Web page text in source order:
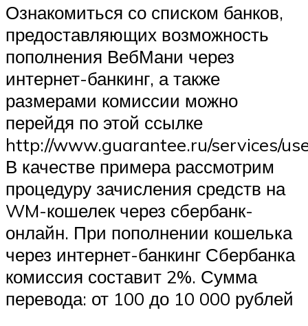
Ознакомиться со списком банков,
предоставляющих возможность
пополнения ВебМани через
интернет-банкинг, а также
размерами комиссии можно
перейдя по этой ссылке
http://www.guarantee.ru/services/
В качестве примера рассмотрим
процедуру зачисления средств на
WM-кошелек через сбербанк-
онлайн. При пополнении кошелька
через интернет-банкинг Сбербанка
комиссия составит 2%. Сумма
перевода: от 100 до 10 000 рублей